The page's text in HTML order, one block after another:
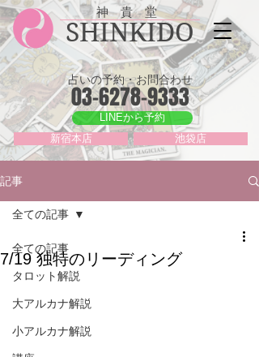
神 貴 堂
SHINKIDO
占いの予約・お問合わせ
03-6278-9333
LINEから予約
新宿本店 池袋店
記事
全ての記事
タロット解説
大アルカナ解説
小アルカナ解説
全ての記事
7/19 独特のリーディング